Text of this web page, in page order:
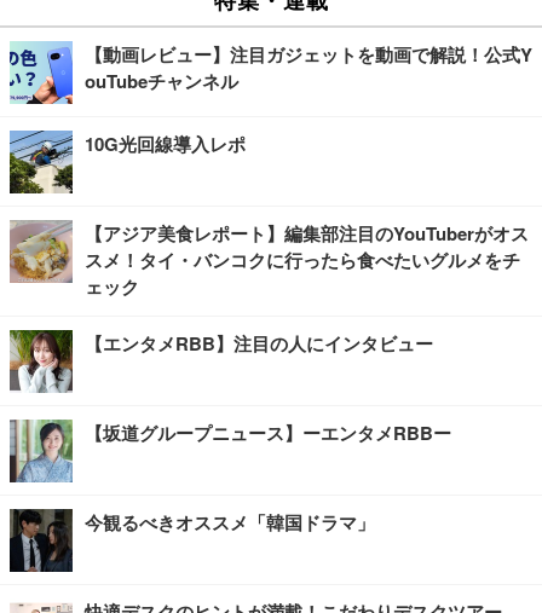
【動画レビュー】注目ガジェットを動画で解説！公式Y
ouTubeチャンネル
10G光回線導入レポ
【アジア美食レポート】編集部注目のYouTuberがオス
スメ！タイ・バンコクに行ったら食べたいグルメをチ
ェック
【エンタメRBB】注目の人にインタビュー
【坂道グループニュース】ーエンタメRBBー
今観るべきオススメ「韓国ドラマ」